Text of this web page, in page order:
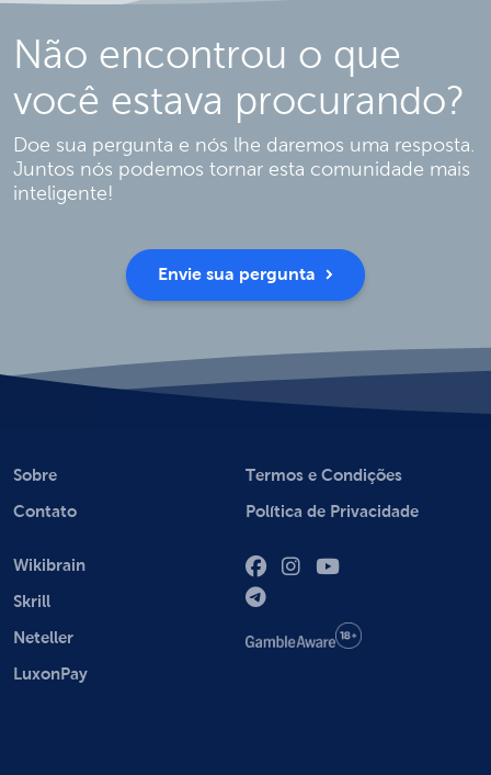
Não encontrou o que
você estava procurando?
Doe sua pergunta e nós lhe daremos uma resposta.
Juntos nós podemos tornar esta comunidade mais
inteligente!
Envie sua pergunta
Sobre
Contato
Termos e Condições
Política de Privacidade
Wikibrain
Skrill
Neteller
LuxonPay